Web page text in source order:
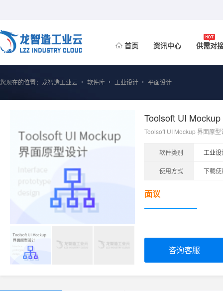
首页 资讯中心 供需对
您现在的位置： 龙智造工业云 软件库 工业设计 平面设计
Toolsoft UI
Toolsoft UI Mockup 界面原
软件类别 工业设
使用方式 下载使
面议
咨询客服